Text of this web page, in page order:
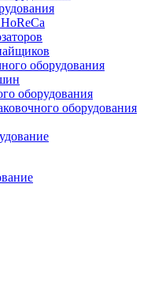
оборудования
оборудования
оборудования